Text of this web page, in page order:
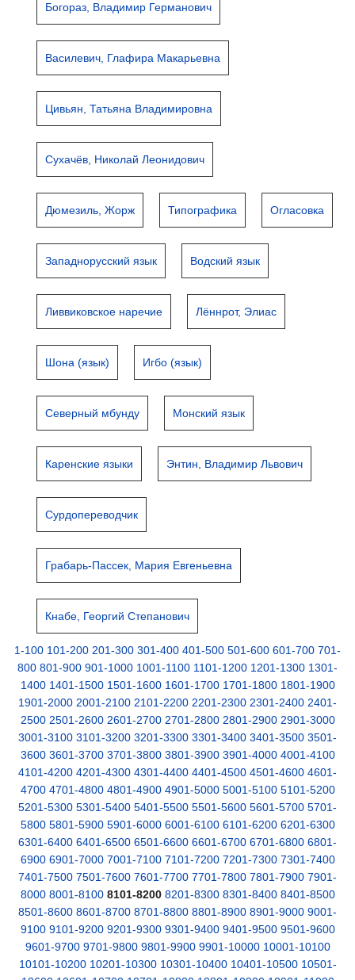
Богораз, Владимир Германович
Василевич, Глафира Макарьевна
Цивьян, Татьяна Владимировна
Сухачёв, Николай Леонидович
Дюмезиль, Жорж Типографика Огласовка
Западнорусский язык Водский язык
Ливвиковское наречие Лённрот, Элиас
Шона (язык) Игбо (язык)
Северный мбунду Монский язык
Каренские языки Энтин, Владимир Львович
Сурдопереводчик
Грабарь-Пассек, Мария Евгеньевна
Кнабе, Георгий Степанович
1-100 101-200 201-300 301-400 401-500 501-600 601-700 701-
800 801-900 901-1000 1001-1100 1101-1200 1201-1300 1301-
1400 1401-1500 1501-1600 1601-1700 1701-1800 1801-1900
1901-2000 2001-2100 2101-2200 2201-2300 2301-2400 2401-
2500 2501-2600 2601-2700 2701-2800 2801-2900 2901-3000
3001-3100 3101-3200 3201-3300 3301-3400 3401-3500 3501-
3600 3601-3700 3701-3800 3801-3900 3901-4000 4001-4100
4101-4200 4201-4300 4301-4400 4401-4500 4501-4600 4601-
4700 4701-4800 4801-4900 4901-5000 5001-5100 5101-5200
5201-5300 5301-5400 5401-5500 5501-5600 5601-5700 5701-
5800 5801-5900 5901-6000 6001-6100 6101-6200 6201-6300
6301-6400 6401-6500 6501-6600 6601-6700 6701-6800 6801-
6900 6901-7000 7001-7100 7101-7200 7201-7300 7301-7400
7401-7500 7501-7600 7601-7700 7701-7800 7801-7900 7901-
8000 8001-8100 8101-8200 8201-8300 8301-8400 8401-8500
8501-8600 8601-8700 8701-8800 8801-8900 8901-9000 9001-
9100 9101-9200 9201-9300 9301-9400 9401-9500 9501-9600
9601-9700 9701-9800 9801-9900 9901-10000 10001-10100
10101-10200 10201-10300 10301-10400 10401-10500 10501-